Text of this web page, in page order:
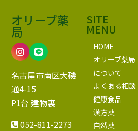
オリーブ薬
局
名古屋市南区大磯
通4-15
P1台 建物裏
052-811-2273
SITE
MENU
HOME
オリーブ薬局
について
よくある相談
健康食品
漢方薬
自然薬